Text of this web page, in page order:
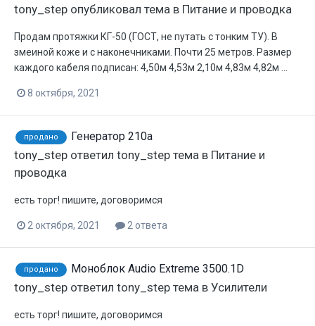
tony_step опубликовал тема в Питание и проводка
Продам протяжки КГ-50 (ГОСТ, не путать с тонким ТУ). В
змеиной коже и с наконечниками. Почти 25 метров. Размер
каждого кабеля подписан: 4,50м 4,53м 2,10м 4,83м 4,82м ...
8 октября, 2021
продано Генератор 210а
tony_step ответил tony_step тема в Питание и
проводка
есть торг! пишите, договоримся
2 октября, 2021 2 ответа
продано Моноблок Audio Extreme 3500.1D
tony_step ответил tony_step тема в Усилители
есть торг! пишите, договоримся